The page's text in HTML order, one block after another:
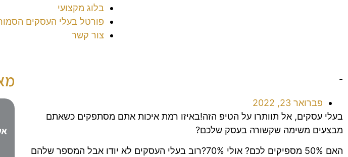
בלוג מקצועי
פורטל בעלי העסקים
צור קשר
-
פברואר 23, 2022
בעלי עסקים, אל תוותרו על הטיפ הזה!באיזו רמת איכות אתם מסתפקים כשאתם
מבצעים משימה שקשורה בעסק שלכם?
האם 50% מספיקים לכם? אולי 70%?רוב בעלי העסקים לא יודו אבל המספר שלהם